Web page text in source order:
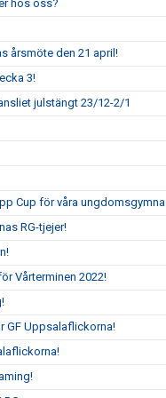
hos oss?
årsmöte den 21 april!
3!
julstängt 23/12-2/1
Cup för våra
RG-tjejer!
Vårterminen 2022!
GF Uppsalaflickorna!